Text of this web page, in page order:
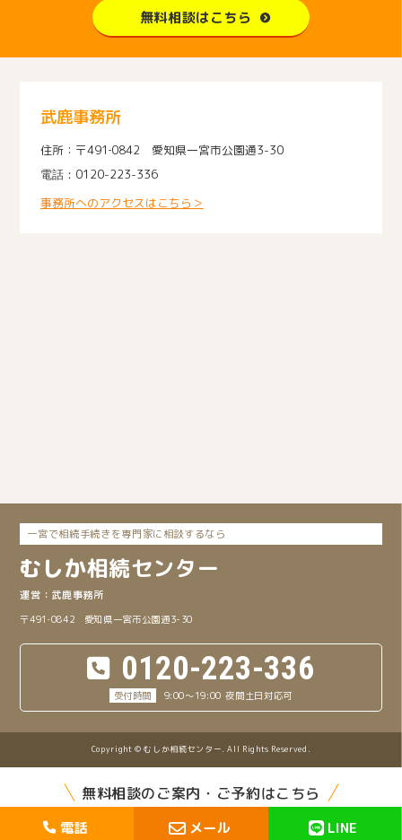
無料相談はこちら
武鹿事務所
〒491‐0842 愛知県一宮市公園通3-30
0120-223-336
事務所へのアクセスはこちら＞
一宮で相続手続きを専門家に相談するなら
むしか相続センター
武鹿事務所
〒491‐0842 愛知県一宮市公園通3-30
0120-223-336
9:00～19:00 夜間土日対応可
Copyright © むしか相続センター. All Rights Reserved.
無料相談のご案内・ご予約はこちら
電話 メール LINE